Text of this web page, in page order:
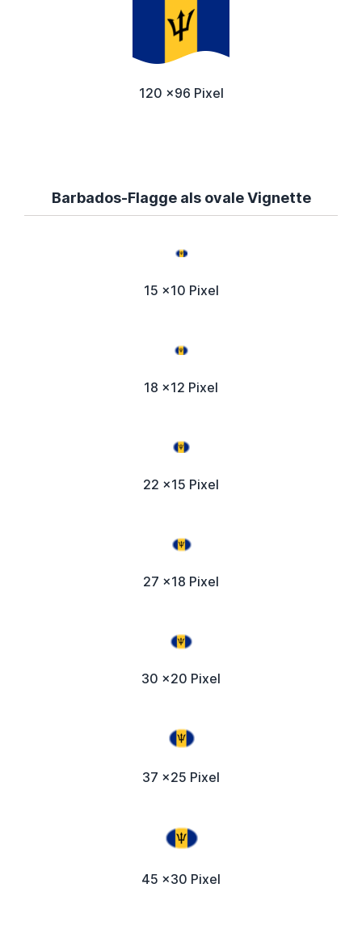
120 x96 Pixel
Barbados-Flagge als ovale Vignette
15 x10 Pixel
18 x12 Pixel
22 x15 Pixel
27 x18 Pixel
30 x20 Pixel
37 x25 Pixel
45 x30 Pixel